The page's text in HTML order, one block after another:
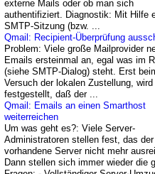
externe Mails oder ob man sich
authentifiziert. Diagnostik: Mit Hilfe
SMTP-Sitzung (bzw. ...
Qmail: Recipient-Überprüfung
Problem: Viele große Mailprovider
Emails ersteinmal an, egal was im
(siehe SMTP-Dialog) steht. Erst
Versuch der lokalen Zustellung,
festgestellt, daß der ...
Qmail: Emails an einen Smarthost
weiterreichen
Um was geht es?: Viele Server-
Administratoren stellen fest, das der
vorhandene Server nicht mehr
Dann stellen sich immer wieder die